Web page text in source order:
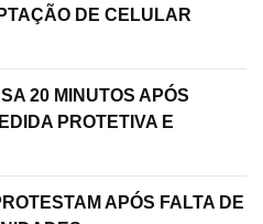
DE CELULAR
20 MINUTOS APÓS
PROTETIVA E
APÓS FALTA DE